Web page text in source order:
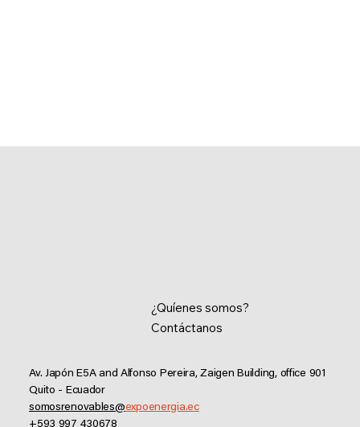
Av. Japón E5A and Alfonso Pereira, Zaigen Building, office 901
Quito - Ecuador
somosrenovables@expoenergia.ec
+593 997 430678
¿Quíenes somos?
Contáctanos